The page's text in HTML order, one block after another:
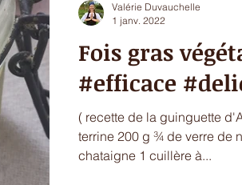
Fois gras
#efficace
( recette de la guinguette
terrine 200 g ¾ de verre de noix de cajou 1 c.a.s de
chataigne 1 cuillère à...
Valérie Duvauchelle
1 janv. 2022